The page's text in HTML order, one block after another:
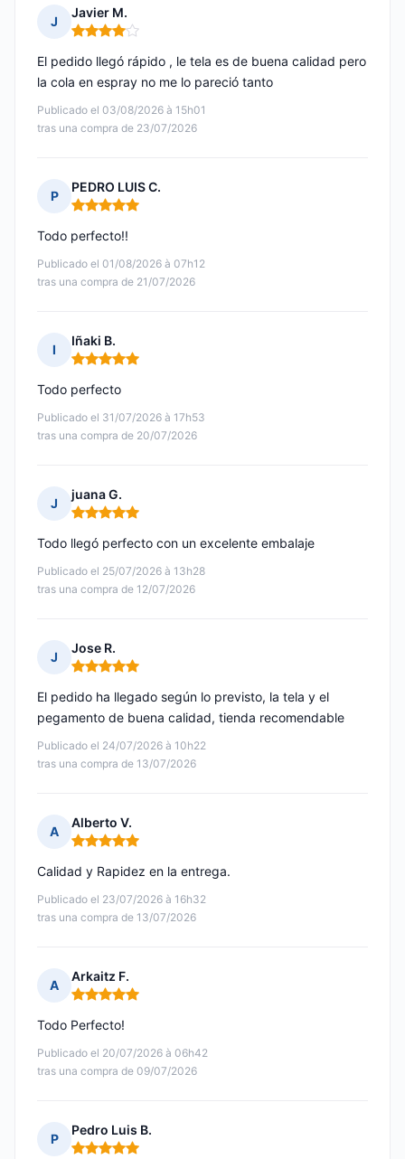
J
Javier M.
Nota: 4 de 5
Publicado el 03/08/2026 à 15h01
tras una compra de 23/07/2026
El pedido llegó rápido , le tela es de buena calidad pero
la cola en espray no me lo pareció tanto
P
PEDRO LUIS C.
Nota: 5 de 5
Publicado el 01/08/2026 à 07h12
tras una compra de 21/07/2026
Todo perfecto!!
I
Iñaki B.
Nota: 5 de 5
Publicado el 31/07/2026 à 17h53
tras una compra de 20/07/2026
Todo perfecto
J
juana G.
Nota: 5 de 5
Publicado el 25/07/2026 à 13h28
tras una compra de 12/07/2026
Todo llegó perfecto con un excelente embalaje
J
Jose R.
Nota: 5 de 5
Publicado el 24/07/2026 à 10h22
tras una compra de 13/07/2026
El pedido ha llegado según lo previsto, la tela y el
pegamento de buena calidad, tienda recomendable
A
Alberto V.
Nota: 5 de 5
Publicado el 23/07/2026 à 16h32
tras una compra de 13/07/2026
Calidad y Rapidez en la entrega.
A
Arkaitz F.
Nota: 5 de 5
Publicado el 20/07/2026 à 06h42
tras una compra de 09/07/2026
Todo Perfecto!
P
Pedro Luis B.
Nota: 5 de 5